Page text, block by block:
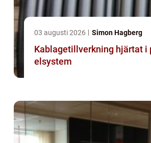
03 augusti 2026 Simon Hagberg
Kablagetillverkning hjärtat i pålitliga
elsystem